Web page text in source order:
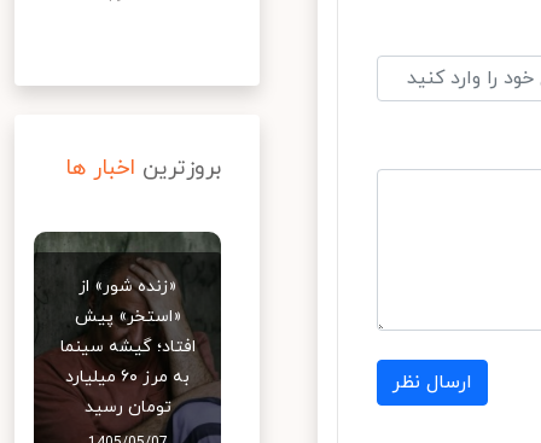
ارسال نظر
بروزترین اخبار ها
«زنده شور» از
«استخر» پیش
افتاد؛ گیشه سینما
به مرز ۶۰ میلیارد
تومان رسید